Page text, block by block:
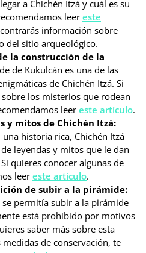
a Chichén Itzá y cuál es su
leer este
información sobre
del sitio arqueológico.
la construcción de la
de Kukulcán es una de las
de Chichén Itzá. Si
los misterios que rodean
leereste artículo.
y mitos de Chichén Itzá:
historia rica, Chichén Itzá
leyendas y mitos que le dan
quieres conocer algunas de
leer este artículo.
de subir a la pirámide:
se permitía subir a la pirámide
está prohibido por motivos
saber más sobre esta
de conservación, te